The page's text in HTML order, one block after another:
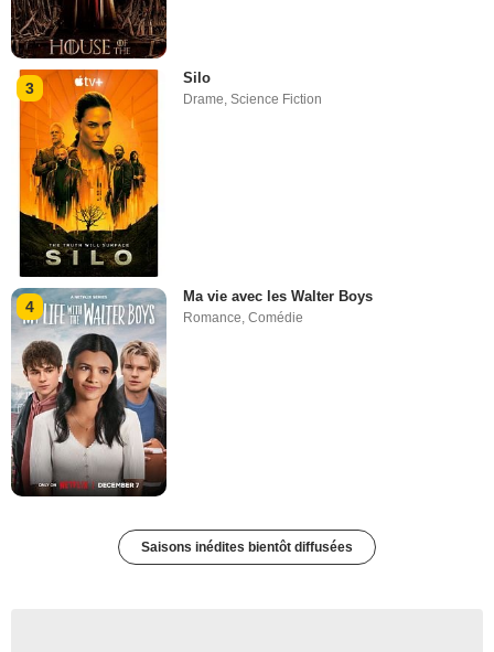
3
Silo
Drame,Science Fiction
4
Ma vie avec les Walter Boys
Romance,Comédie
Saisons inédites bientôt diffusées